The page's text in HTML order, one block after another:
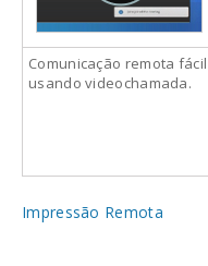
Comunicação remota fácil
usando videochamada.
Impressão Remota